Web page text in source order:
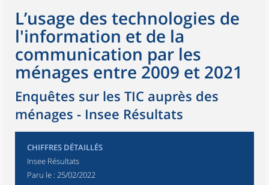
L’usage des technologies de
l'information et de la
communication par les
ménages entre 2009 et 2021
Enquêtes sur les TIC auprès des
ménages - Insee Résultats
CHIFFRES DÉTAILLÉS
Insee Résultats
Paru le : 25/02/2022